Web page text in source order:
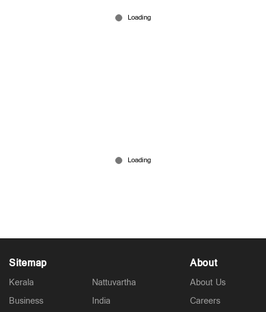
Sitemap
Kerala
Business
Nattuvartha
India
About
About Us
Careers